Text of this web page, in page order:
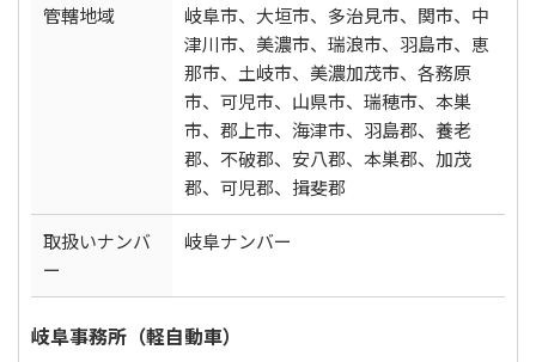
管轄地域
岐阜市、大垣市、多治見市、関市、中
津川市、美濃市、瑞浪市、羽島市、恵
那市、土岐市、美濃加茂市、各務原
市、可児市、山県市、瑞穂市、本巣
市、郡上市、海津市、羽島郡、養老
郡、不破郡、安八郡、本巣郡、加茂
郡、可児郡、揖斐郡
取扱いナンバ
ー
岐阜ナンバー
岐阜事務所（軽自動車）